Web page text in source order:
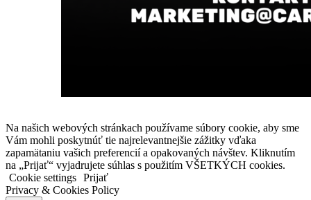
Na našich webových stránkach používame súbory cookie, aby sme
Vám mohli poskytnúť tie najrelevantnejšie zážitky vďaka
zapamätaniu vašich preferencií a opakovaných návštev. Kliknutím
na „Prijať“ vyjadrujete súhlas s použitím VŠETKÝCH cookies.
Cookie settings Prijať
Privacy & Cookies Policy